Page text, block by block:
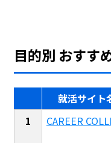
目的別 おすす
就活サイト
CAREER